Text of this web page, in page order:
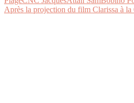
Après la projection du film Clarissa à la